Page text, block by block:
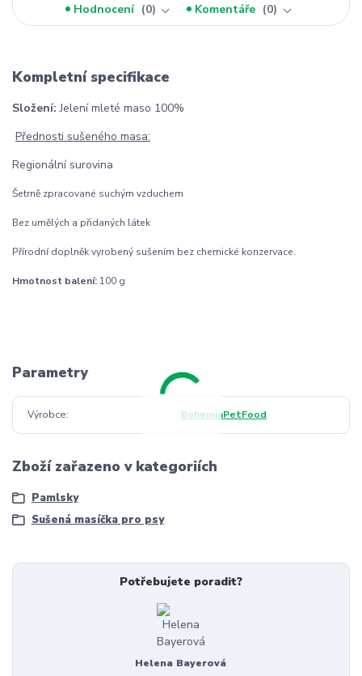
Hodnocení
0 Komentáře 0
Kompletní specifikace
Složení: Jelení mleté maso 100%
Přednosti sušeného masa:
Regionální surovina
Šetrně zpracované suchým vzduchem
Bez umělých a přidaných látek
Přírodní doplněk vyrobený sušením bez chemické konzervace.
Hmotnost balení: 100 g
Parametry
Výrobce BohemiaPetFood
Zboží zařazeno v kategoriích
Pamlsky
Sušená masíčka pro psy
Potřebujete poradit?
Helena Bayerová